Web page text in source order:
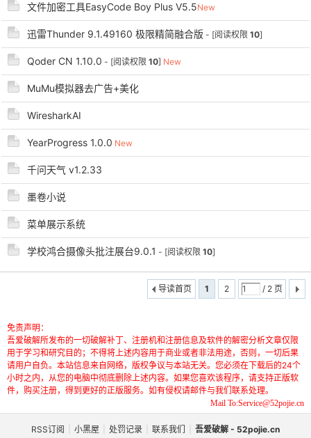
文件加密工具EasyCode Boy Plus V5.5New
迅雷Thunder 9.1.49160 极限精简融合版 - [阅读权限 10]
Qoder CN 1.10.0 - [阅读权限 10] New
MuMu模拟器去广告+美化
WiresharkAI
YearProgress 1.0.0 New
千问天气 v1.2.33
墨卷小说
菜单展示系统
学校鸿合摄像头批注展台9.0.1 - [阅读权限 10]
1 2 / 2 页
导读首页
免责声明：
吾爱破解所发布的一切破解补丁、注册机和注册信息及软件的解密分析文章仅限
用于学习和研究目的；不得将上述内容用于商业或者非法用途，否则，一切后果
请用户自负。本站信息来自网络，版权争议与本站无关。您必须在下载后的24个
小时之内，从您的电脑中彻底删除上述内容。如果您喜欢该程序，请支持正版软
件，购买注册，得到更好的正版服务。如有侵权请邮件与我们联系处理。
Mail To:Service@52pojie.cn
RSS订阅 小黑屋 处罚记录 联系我们 吾爱破解 - 52pojie.cn